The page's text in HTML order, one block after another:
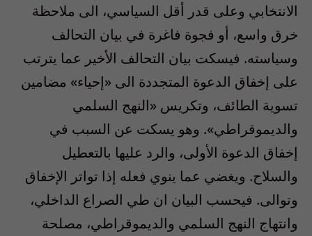
الانتخابي وعلى قدر أقل السياسي، الى ملاحظة
خرق واسع، أو فجوة فاغرة في بيان التحالف
وسياسته. فيسكت بيان التحالف الأخير عما يترتب
على إخفاق الدعوة المتجددة الى «إحياء» مضامين
تسوية الطائف، وتكريس «النهج السلمي
والديموقراطي». وهو يسكت عن السبب في
إخفاق الدعوة الأولى، والرد عليها بالتعطيل
والسلاح. ويغضي عما ينوي فعله إذا تواتر الإخفاق
وتوالى. فيحسب البيان ان طي الصراع الداخلي،
وانتهاج النهج السلمي والديموقراطي، مصلحة